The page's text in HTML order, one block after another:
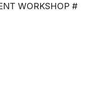
WORKSHOP #